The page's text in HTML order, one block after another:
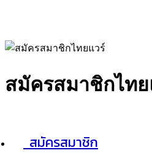
สมัครสมาชิกไท
สมัครสมาชิก